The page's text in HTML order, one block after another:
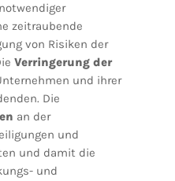
zeitraubende
von Risiken der
Verringerung der
und ihrer
Die
an der
und
und damit die
und